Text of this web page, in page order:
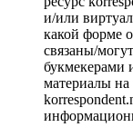
и/или
какой форме
связаны/
букмекерами
материалы